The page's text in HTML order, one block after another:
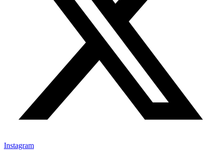
Instagram